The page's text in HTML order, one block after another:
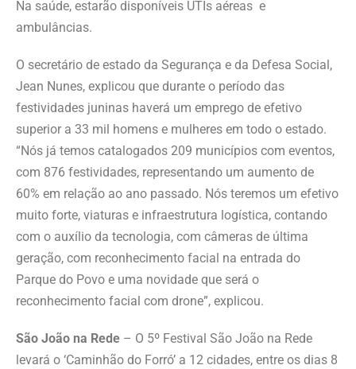
Na saúde, estarão disponíveis UTIs aéreas e
ambulâncias.
O secretário de estado da Segurança e da Defesa Social,
Jean Nunes, explicou que durante o período das
festividades juninas haverá um emprego de efetivo
superior a 33 mil homens e mulheres em todo o estado.
“Nós já temos catalogados 209 municípios com eventos,
com 876 festividades, representando um aumento de
60% em relação ao ano passado. Nós teremos um efetivo
muito forte, viaturas e infraestrutura logística, contando
com o auxílio da tecnologia, com câmeras de última
geração, com reconhecimento facial na entrada do
Parque do Povo e uma novidade que será o
reconhecimento facial com drone”, explicou.
São João na Rede – O 5º Festival São João na Rede
levará o ‘Caminhão do Forró’ a 12 cidades, entre os dias 8